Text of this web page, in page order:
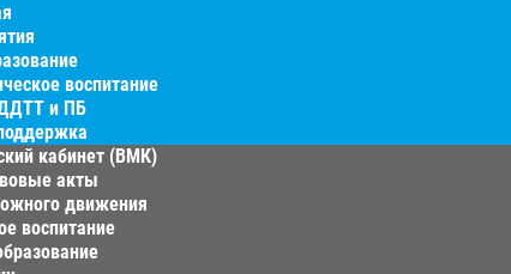
воспитание
и ПБ
кабинет (ВМК)
акты
движения
воспитание